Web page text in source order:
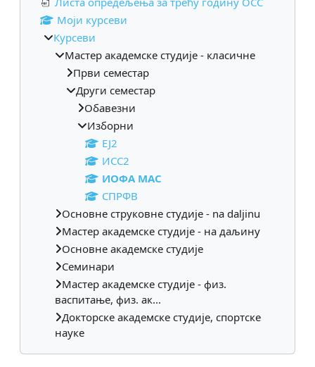
Моји курсеви
Курсеви
Мастер академске студије - класичне
Први семестар
Други семестар
Обавезни
Изборни
EJ2
ИСС2
ИОФА МАС
СПРФВ
Основне струковне студије - na daljinu
Мастер академске студије - на даљину
Основне академске студије
Семинари
Мастер академске студије - физ.
васпитање, физ. ак...
Докторске академске студије, спортске
науке